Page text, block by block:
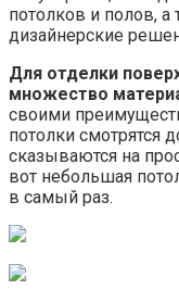
потолков и полов,
дизайнерские
Для отделки
множество
своими
потолки смотрятся
сказываются на
вот небольшая
в самый раз.